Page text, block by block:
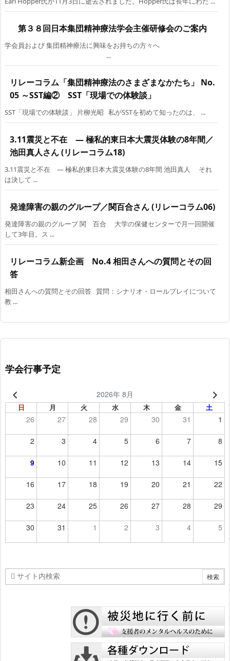
第３８回日本集団精神療法学会主催研修会のご案内
学会員および 集団精神療法に興味をお持ちの方々へ
...
リレーコラム「集団精神療法のさまざまなかたち」 No.
05 ～SST編② SST「現場での体験談」
SST「現場での体験談」 片柳光昭 私がSSTを初めて知ったのは、 ...
3.11震災と不在 ― 極私的東日本大震災体験の8年間／
池田真人さん (リレーコラム18)
3.11震災と不在 ― 極私的東日本大震災体験の8年間 池田真人 それ
は決して ...
発達障害の親のグループ／関百合さん (リレーコラム06)
発達障害の親のグループ 関 百合 大学の保健センターで月一回開催
して3年目。ス ...
リレーコラム新企画 No.4 相田さんへの質問とその回
答
相田さんへの質問とその回答 質問：シナリオ・ロールプレイについて
教 ...
学会行事予定
2026年 8月
日 月 火 水 木 金 土
26 27 28 29 30 31 1
2 3 4 5 6 7 8
9 10 11 12 13 14 15
16 17 18 19 20 21 22
23 24 25 26 27 28 29
30 31 1 2 3 4 5